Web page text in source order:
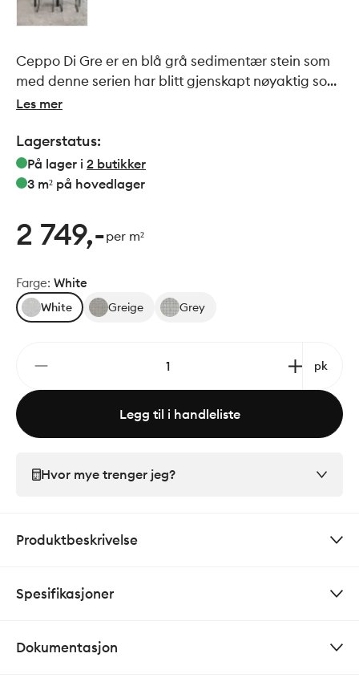
Ceppo Di Gre er en blå grå sedimentær stein som
med denne serien har blitt gjenskapt nøyaktig som
originalen. Man har klart å gjengi naturlige
utrolig flott måte. Sammen med Powder, som er
gjengivelse av betong, får man et fantastisk
harmonisk baderom.
Les mer
Lagerstatus:
På lager i 2 butikker
3 m² på hovedlager
2 749,-per m²
Farge: White
White Greige Grey
pk
Legg til i handleliste
Hvor mye trenger jeg?
Produktbeskrivelse
Spesifikasjoner
Dokumentasjon